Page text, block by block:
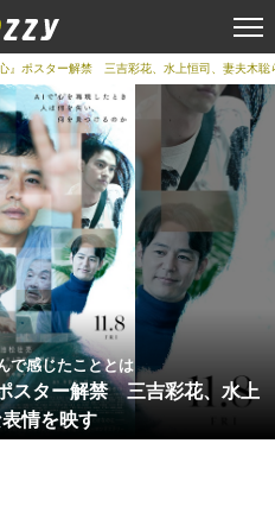
』ポスター解禁 三吉彩花、水上恒司、妻夫木
で感じたこととは
スター解禁 三吉彩花、水上
情を映す